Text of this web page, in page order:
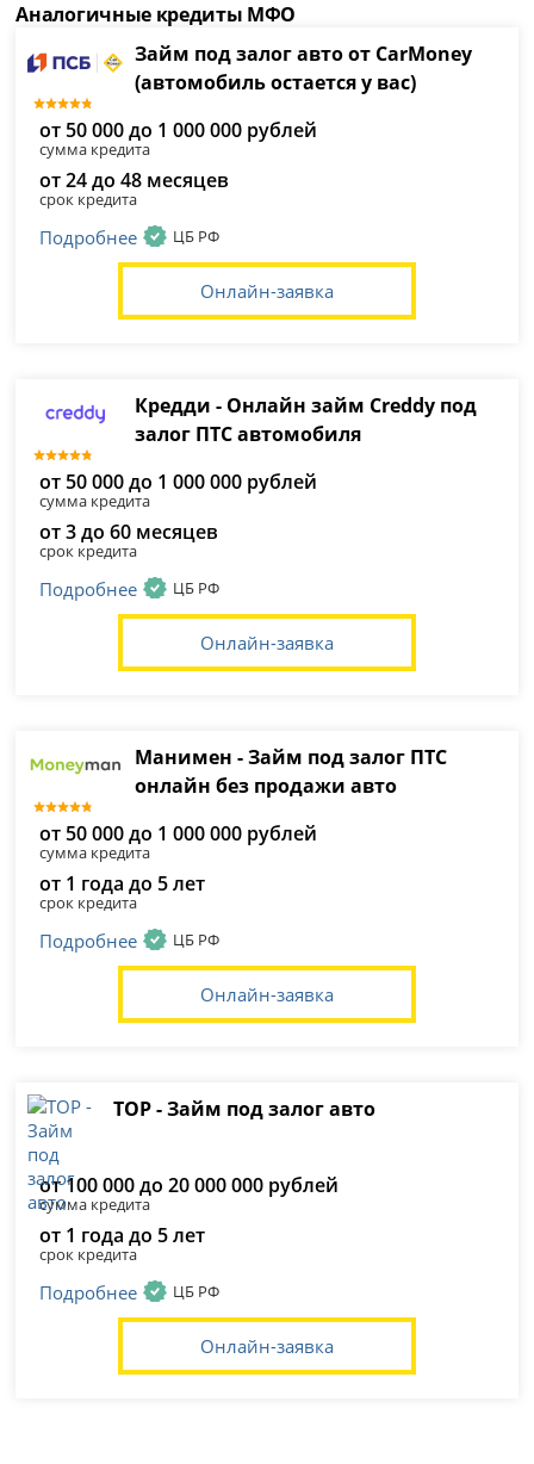
Аналогичные кредиты МФО
Займ под залог авто от CarMoney
(автомобиль остается у вас)
от 50 000 до 1 000 000 рублей
сумма кредита
от 24 до 48 месяцев
срок кредита
Подробнее ЦБ РФ
Онлайн-заявка
Кредди - Онлайн займ Creddy под
залог ПТС автомобиля
от 50 000 до 1 000 000 рублей
сумма кредита
от 3 до 60 месяцев
срок кредита
Подробнее ЦБ РФ
Онлайн-заявка
Манимен - Займ под залог ПТС
онлайн без продажи авто
от 50 000 до 1 000 000 рублей
сумма кредита
от 1 года до 5 лет
срок кредита
Подробнее ЦБ РФ
Онлайн-заявка
ТОР - Займ под залог авто
от 100 000 до 20 000 000 рублей
сумма кредита
от 1 года до 5 лет
срок кредита
Подробнее ЦБ РФ
Онлайн-заявка